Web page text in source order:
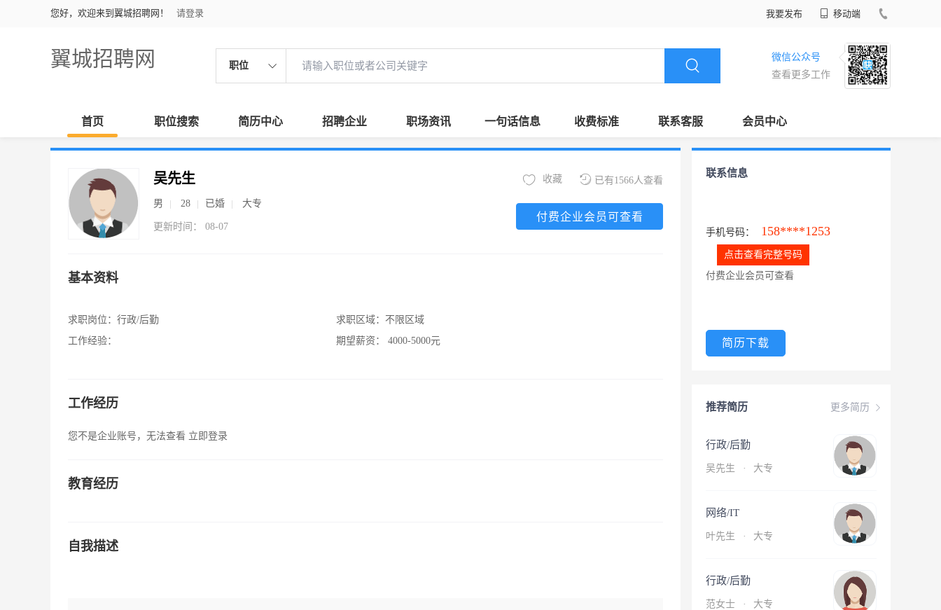
您好，欢迎来到翼城招聘网！ 请登录 我要发布 移动端
翼城招聘网 职位
微信公众号
查看更多工作
首页 职位搜索 简历中心 招聘企业 职场资讯 一句话信息 收费标准 联系客服 会员中心
吴先生
男 28 已婚 大专
更新时间： 08-07
已有1566人查看
收藏
付费企业会员可查看
基本资料
求职岗位： 行政/后勤
工作经验：
求职区域： 不限区域
期望薪资：
4000-5000元
工作经历
您不是企业账号，无法查看 立即登录
教育经历
自我描述
联系信息
手机号码： 158****1253
点击查看完整号码
付费企业会员可查看
简历下载
更多简历
推荐简历
行政/后勤
吴先生 · 大专
网络/IT
叶先生 · 大专
行政/后勤
范女士 · 大专